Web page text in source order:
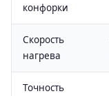
конфорки
Скорость
нагрева
Точность